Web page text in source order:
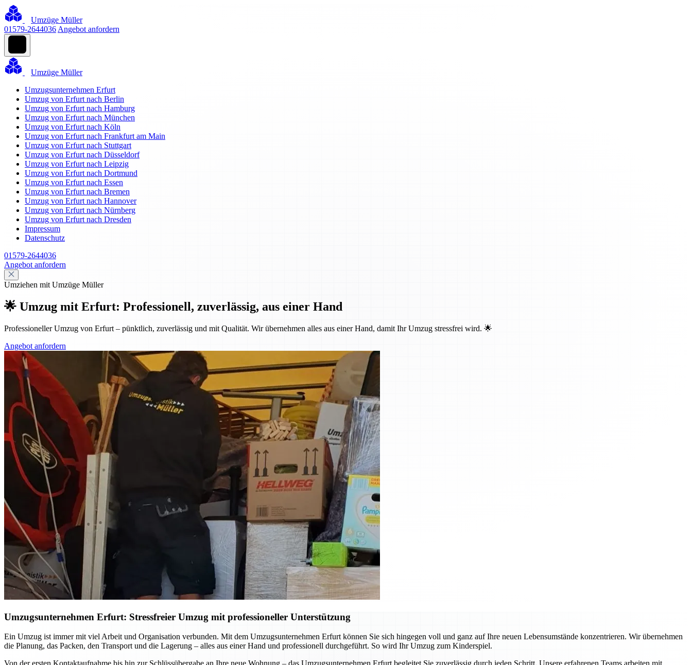
Umzüge Müller
01579-2644036 Angebot anfordern
Umzüge Müller
Umzugsunternehmen Erfurt
Umzug von Erfurt nach Berlin
Umzug von Erfurt nach Hamburg
Umzug von Erfurt nach München
Umzug von Erfurt nach Köln
Umzug von Erfurt nach Frankfurt am Main
Umzug von Erfurt nach Stuttgart
Umzug von Erfurt nach Düsseldorf
Umzug von Erfurt nach Leipzig
Umzug von Erfurt nach Dortmund
Umzug von Erfurt nach Essen
Umzug von Erfurt nach Bremen
Umzug von Erfurt nach Hannover
Umzug von Erfurt nach Nürnberg
Umzug von Erfurt nach Dresden
Impressum
Datenschutz
01579-2644036
Angebot anfordern
Umziehen mit Umzüge Müller
🌟 Umzug mit Erfurt: Professionell, zuverlässig, aus einer Hand
Professioneller Umzug von Erfurt – pünktlich, zuverlässig und mit Qualität. Wir übernehmen alles aus einer Hand, damit Ihr Umzug stressfrei wird. 🌟
Angebot anfordern
Umzugsunternehmen Erfurt: Stressfreier Umzug mit professioneller Unterstützung
Ein Umzug ist immer mit viel Arbeit und Organisation verbunden. Mit dem Umzugsunternehmen Erfurt können Sie sich hingegen voll und ganz auf Ihre neuen Lebensumstände konzentrieren. Wir übernehmen
die Planung, das Packen, den Transport und die Lagerung – alles aus einer Hand und professionell durchgeführt. So wird Ihr Umzug zum Kinderspiel.